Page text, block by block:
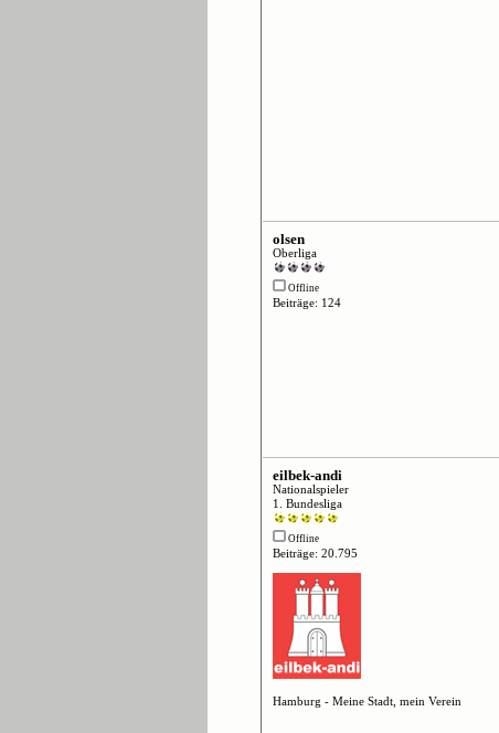
olsen
Oberliga
Offline
Beiträge: 124
eilbek-andi
Nationalspieler
1. Bundesliga
Offline
Beiträge: 20.795
Hamburg - Meine Stadt, mein Verein